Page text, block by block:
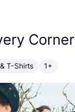
Corner
T-Shirts 1+